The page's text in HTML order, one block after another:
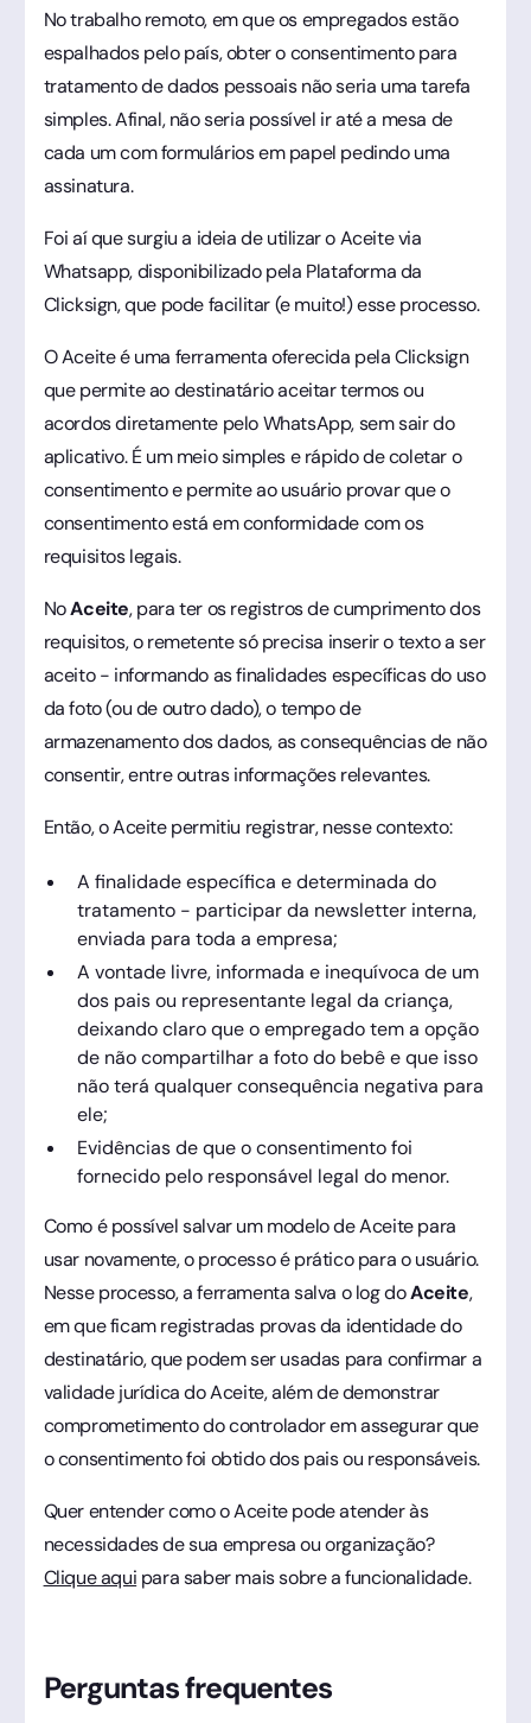
No trabalho remoto, em que os empregados estão
espalhados pelo país, obter o consentimento para
tratamento de dados pessoais não seria uma tarefa
simples. Afinal, não seria possível ir até a mesa de
cada um com formulários em papel pedindo uma
assinatura.
Foi aí que surgiu a ideia de utilizar o Aceite via
Whatsapp, disponibilizado pela Plataforma da
Clicksign, que pode facilitar (e muito!) esse processo.
O Aceite é uma ferramenta oferecida pela Clicksign
que permite ao destinatário aceitar termos ou
acordos diretamente pelo WhatsApp, sem sair do
aplicativo. É um meio simples e rápido de coletar o
consentimento e permite ao usuário provar que o
consentimento está em conformidade com os
requisitos legais.
NoAceite, para ter os registros de cumprimento dos
requisitos, o remetente só precisa inserir o texto a ser
aceito - informando as finalidades específicas do uso
da foto (ou de outro dado), o tempo de
armazenamento dos dados, as consequências de não
consentir, entre outras informações relevantes.
Então, o Aceite permitiu registrar, nesse contexto:
A finalidade específica e determinada do
tratamento - participar da newsletter interna,
enviada para toda a empresa;
A vontade livre, informada e inequívoca de um
dos pais ou representante legal da criança,
deixando claro que o empregado tem a opção
de não compartilhar a foto do bebê e que isso
não terá qualquer consequência negativa para
ele;
Evidências de que o consentimento foi
fornecido pelo responsável legal do menor.
Como é possível salvar um modelo de Aceite para
usar novamente, o processo é prático para o usuário.
Nesse processo, a ferramenta salva o log doAceite,
em que ficam registradas provas da identidade do
destinatário, que podem ser usadas para confirmar a
validade jurídica do Aceite, além de demonstrar
comprometimento do controlador em assegurar que
o consentimento foi obtido dos pais ou responsáveis.
Quer entender como o Aceite pode atender às
necessidades de sua empresa ou organização?
Clique aqui para saber mais sobre a funcionalidade.
Perguntas frequentes